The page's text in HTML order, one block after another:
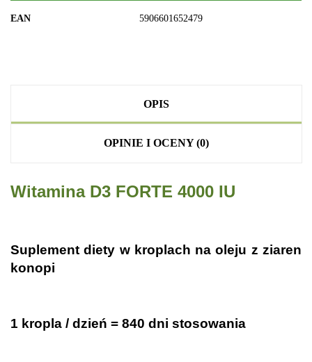
EAN 5906601652479
OPIS
OPINIE I OCENY (0)
Witamina D3 FORTE 4000 IU
Suplement diety w kroplach na oleju z ziaren
konopi
1 kropla / dzień = 840 dni stosowania